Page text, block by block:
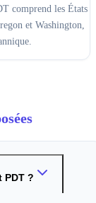
comprend les États
et Washington,
PDT ?